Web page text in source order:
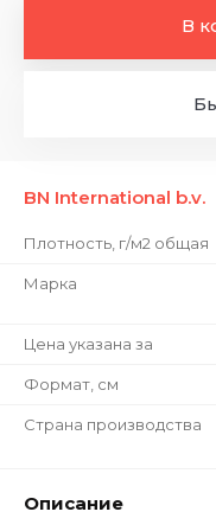
BN International b.v.
Плотность, г/м2 общая
Марка
Цена указана за
Формат, см
Страна производства
В
Описание